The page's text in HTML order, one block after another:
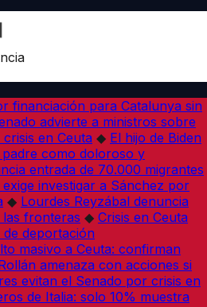
financiación para Catalunya sin
advierte a ministros sobre
en Ceuta ◆ El hijo de Biden
como doloroso y
entrada de 70.000 migrantes
exige investigar a Sánchez por
◆ Lourdes Reyzábal denuncia
fronteras ◆ Crisis en Ceuta
deportación
masivo a Ceuta: confirman
amenaza con acciones si
evitan el Senado por crisis en
de Italia: solo 10% muestra